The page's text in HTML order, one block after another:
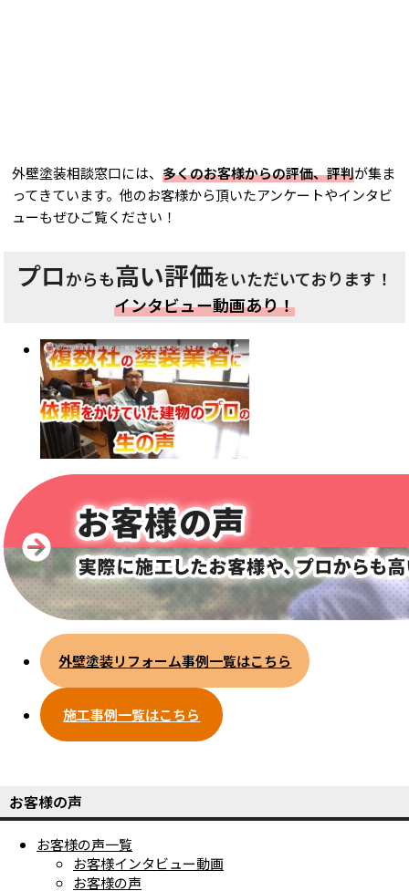
外壁塗装相談窓口には、多くのお客様からの評価、評判が集ま
ってきています。他のお客様から頂いたアンケートやインタビ
ューもぜひご覧ください！
プロからも高い評価をいただいております！
インタビュー動画あり！
外壁塗装リフォーム事例一覧はこちら
施工事例一覧はこちら
お客様の声
お客様の声一覧
お客様インタビュー動画
お客様の声